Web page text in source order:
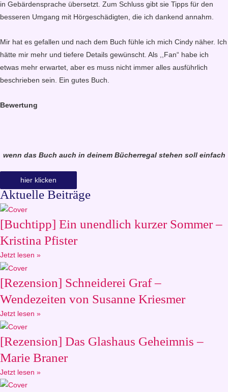
in Gebärdensprache übersetzt. Zum Schluss gibt sie Tipps für den
besseren Umgang mit Hörgeschädigten, die ich dankend annahm.
Mir hat es gefallen und nach dem Buch fühle ich mich Cindy näher. Ich
hätte mir mehr und tiefere Details gewünscht. Als ,,Fan“ habe ich
etwas mehr erwartet, aber es muss nicht immer alles ausführlich
beschrieben sein. Ein gutes Buch.
Bewertung
wenn das Buch auch in deinem Bücherregal stehen soll einfach
hier klicken
Aktuelle Beiträge
[Buchtipp] Ein unendlich kurzer Sommer –
Kristina Pfister
Jetzt lesen »
[Rezension] Schneiderei Graf –
Wendezeiten von Susanne Kriesmer
Jetzt lesen »
[Rezension] Das Glashaus Geheimnis –
Marie Braner
Jetzt lesen »